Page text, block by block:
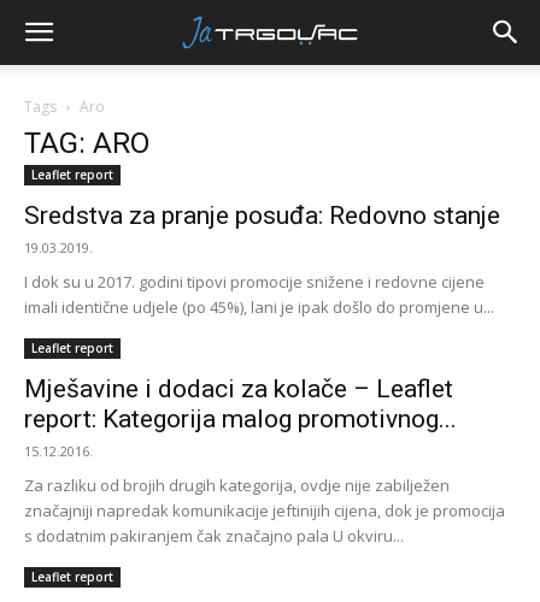
Tags Aro
TAG: ARO
Leaflet report
Sredstva za pranje posuđa: Redovno stanje
19.03.2019.
I dok su u 2017. godini tipovi promocije snižene i redovne cijene
imali identične udjele (po 45%), lani je ipak došlo do promjene u...
Leaflet report
Mješavine i dodaci za kolače – Leaflet
report: Kategorija malog promotivnog...
15.12.2016.
Za razliku od brojih drugih kategorija, ovdje nije zabilježen
značajniji napredak komunikacije jeftinijih cijena, dok je promocija
s dodatnim pakiranjem čak značajno pala U okviru...
Leaflet report